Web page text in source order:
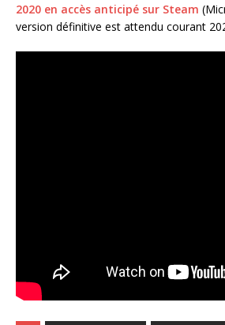
2020 en accès anticipé sur Steam
version définitive est attendu courant